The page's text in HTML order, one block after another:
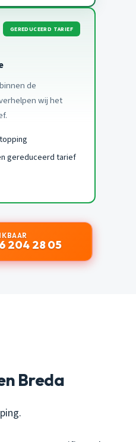
GEREDUCEERD TARIEF
de
wij het
gereduceerd tarief
204 28 05
Breda